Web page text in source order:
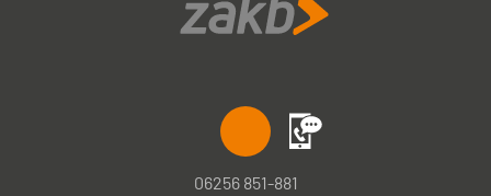
06256 851-881